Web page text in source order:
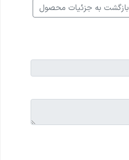
بازگشت به جزئیات محصول